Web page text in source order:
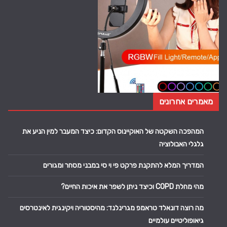
מאמרים אחרונים
המהפכה השקטה של האוקיינוס הקדום: כיצד המעבר למין הניע את
גלגלי האבולוציה
המדריך המלא להתקנת פרקט פי וי סי במבני מסחר ומגורים
מהי מחלת COPD וכיצד ניתן לשפר את איכות החיים?
מה רוצה דונאלד טראמפ מגרינלנד: מהיסטוריה ויקינגית לאינטרסים
גיאופוליטיים עולמיים